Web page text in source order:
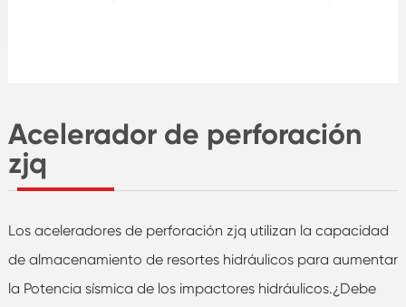
Acelerador de perforación
zjq
Los aceleradores de perforación zjq utilizan la capacidad
de almacenamiento de resortes hidráulicos para aumentar
la Potencia sísmica de los impactores hidráulicos.¿Debe